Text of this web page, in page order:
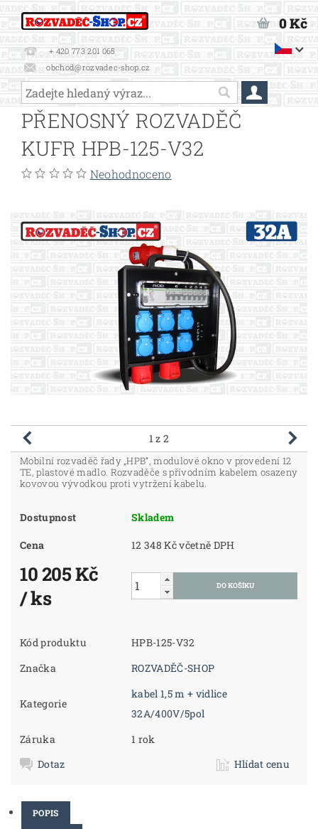
+ 420 773 201 065
obchod@rozvadec-shop.cz
0 Kč
PŘENOSNÝ ROZVADĚČ
KUFR HPB-125-V32
Neohodnoceno
1z 2
Mobilní rozvaděč řady „HPB“, modulové okno v provedení 12
TE, plastové madlo. Rozvaděče s přívodním kabelem osazeny
kovovou vývodkou proti vytržení kabelu.
Dostupnost Skladem
Cena 12 348 Kč včetně DPH
10 205 Kč
/ ks
Kód produktu
HPB-125-V32
Značka
ROZVADĚČ-SHOP
Kategorie
kabel 1,5 m + vidlice
32A/400V/5pol
Záruka
1 rok
Dotaz
Hlídat cenu
POPIS